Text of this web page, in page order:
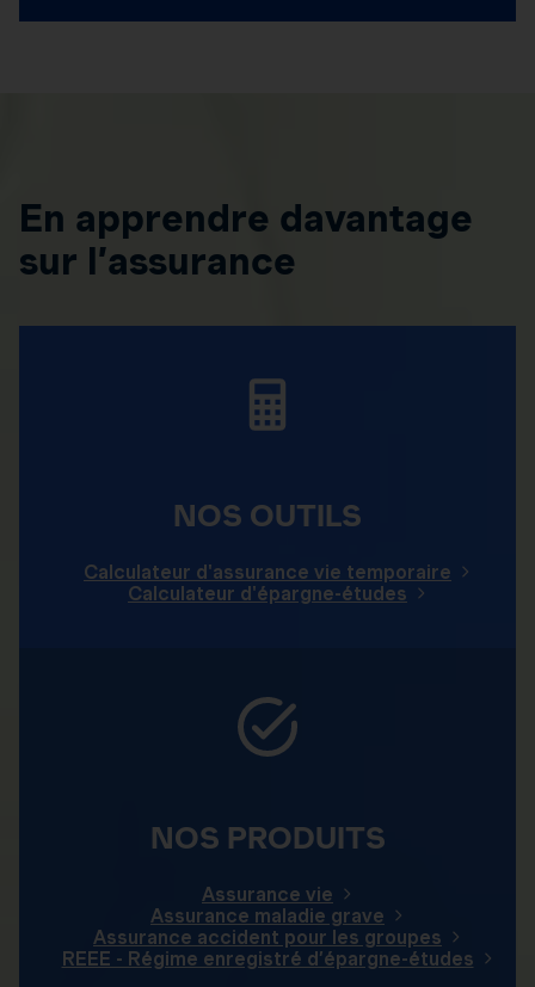
En apprendre davantage
sur l’assurance
NOS OUTILS
Calculateur d'assurance vie temporaire
Calculateur d'épargne-études
NOS PRODUITS
Assurance vie
Assurance maladie grave
Assurance accident pour les groupes
REEE - Régime enregistré d’épargne-études